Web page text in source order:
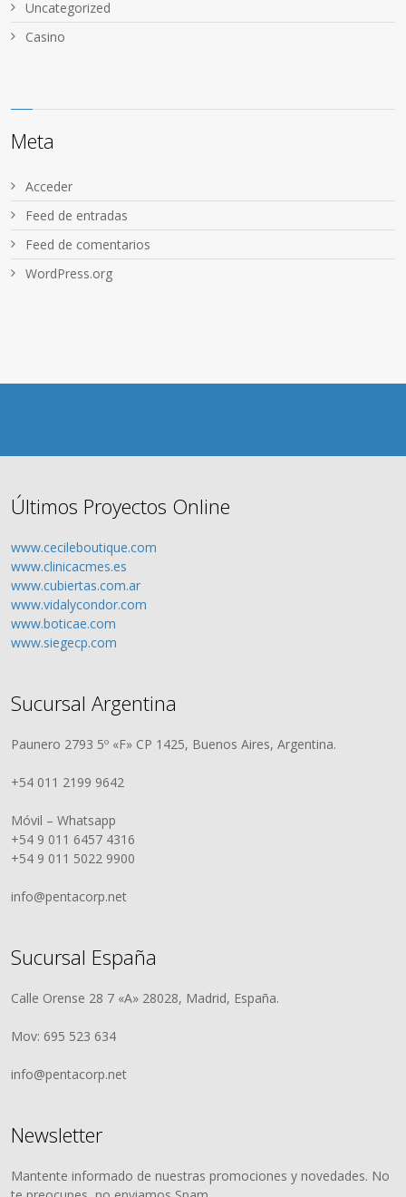
Uncategorized
Сasino
Meta
Acceder
Feed de entradas
Feed de comentarios
WordPress.org
Últimos Proyectos Online
www.cecileboutique.com
www.clinicacmes.es
www.cubiertas.com.ar
www.vidalycondor.com
www.boticae.com
www.siegecp.com
Sucursal Argentina
Paunero 2793 5º «F» CP 1425, Buenos Aires, Argentina.
+54 011 2199 9642
Móvil – Whatsapp
+54 9 011 6457 4316
+54 9 011 5022 9900
info@pentacorp.net
Sucursal España
Calle Orense 28 7 «A» 28028, Madrid, España.
Mov: 695 523 634
info@pentacorp.net
Newsletter
Mantente informado de nuestras promociones y novedades. No